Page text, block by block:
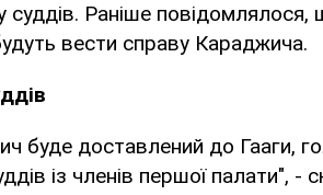
суддів. Раніше
вести справу Караджича.
буде доставлений до Гааги,
із членів першої палати", -